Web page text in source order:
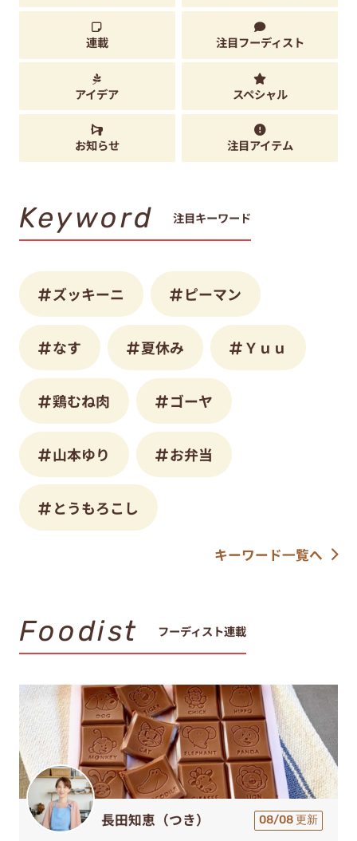
連載 注目フーディスト
アイデア スペシャル
お知らせ 注目アイテム
Keyword 注目キーワード
ズッキーニ ピーマン
なす 夏休み Ｙｕｕ
鶏むね肉 ゴーヤ
山本ゆり お弁当
とうもろこし
キーワード一覧へ
Foodist フーディスト連載
長田知恵（つき） 08/08 更新